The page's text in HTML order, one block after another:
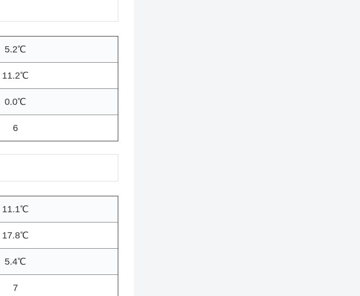
5.2℃
11.2℃
0.0℃
6
11.1℃
17.8℃
5.4℃
7